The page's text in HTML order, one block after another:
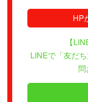
HP
【
LINEで「友だ
問